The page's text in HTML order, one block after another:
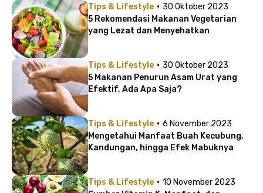
Tips & Lifestyle · 30 Oktober 2023
5 Rekomendasi Makanan Vegetarian
yang Lezat dan Menyehatkan
Tips & Lifestyle · 30 Oktober 2023
5 Makanan Penurun Asam Urat yang
Efektif, Ada Apa Saja?
Tips & Lifestyle · 6 November 2023
Mengetahui Manfaat Buah Kecubung,
Kandungan, hingga Efek Mabuknya
Tips & Lifestyle · 10 November 2023